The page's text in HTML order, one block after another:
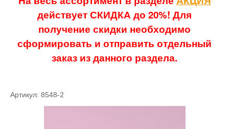
действует СКИДКА до 20%! Для
получение скидки необходимо
сформировать и отправить отдельный
заказ из данного раздела.
Артикул: 8548-2